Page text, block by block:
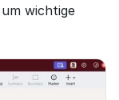
wichtige